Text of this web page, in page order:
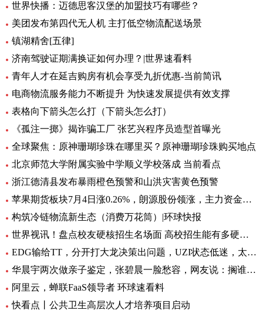
世界快播：迈德思客汉堡的加盟技巧有哪些？
美团发布第四代无人机 主打低空物流配送场景
镇湖精舍[五律]
济南驾驶证期满换证如何办理？|世界速看料
青年人才在延吉购房有机会享受九折优惠-当前简讯
电商物流服务能力不断提升 为快速发展提供有效支撑
表格向下箭头怎么打（下箭头怎么打）
《孤注一掷》揭诈骗工厂 张艺兴程序员造型首曝光
全球聚焦：原神珊瑚珍珠在哪里买？原神珊瑚珍珠购买地点
北京师范大学附属实验中学顺义学校落成 当前看点
浙江德清县发布暴雨橙色预警和山洪灾害黄色预警
苹果期货板块7月4日涨0.26%，朗源股份领涨，主力资金净流出1357.79万元 世界速看
构筑冷链物流新生态（消费万花筒）|环球快报
世界视讯！盘点校友硬核招生名场面 高校招生能有多硬核 基本情况讲解
EDG输给TT，分开打大龙决策出问题，UZI状态低迷，太难玩了
华晨宇两次做亲子鉴定，张碧晨一脸愁容，网友说：搁谁都会不开心|焦点热文
阿里云，蝉联FaaS领导者 环球速看料
快看点丨公共卫生高层次人才培养项目启动